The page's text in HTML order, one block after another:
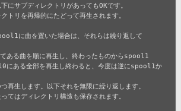
にサブディレクトリがあってもOKです。
トリを再帰的にたどって再生されます。
に曲を置いた場合は、それらは繰り返して
ある曲を順に再生し、終わったものからspool1
にある全部を再生し終わると、今度は逆にspool1か
再生します。以下それを無限に繰り返します。
てはディレクトリ構造も保存されます。